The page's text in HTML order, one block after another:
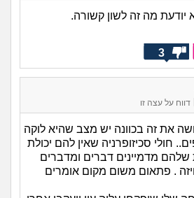
יודעת מה זה לשון קשורה.
3
דווח על עצה זו
את זה בכוונה יש מצב שהיא לוקה
חולי סכיזופרניה שאין להם יכולת
מדמיינים דברים ומדברים
. פתאום משום מקום אומרים